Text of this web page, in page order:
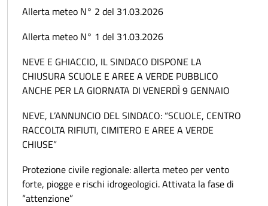
Allerta meteo N° 2 del 31.03.2026
Allerta meteo N° 1 del 31.03.2026
NEVE E GHIACCIO, IL SINDACO DISPONE LA
CHIUSURA SCUOLE E AREE A VERDE PUBBLICO
ANCHE PER LA GIORNATA DI VENERDÌ 9 GENNAIO
NEVE, L’ANNUNCIO DEL SINDACO: “SCUOLE, CENTRO
RACCOLTA RIFIUTI, CIMITERO E AREE A VERDE
CHIUSE”
Protezione civile regionale: allerta meteo per vento
forte, piogge e rischi idrogeologici. Attivata la fase di
“attenzione”